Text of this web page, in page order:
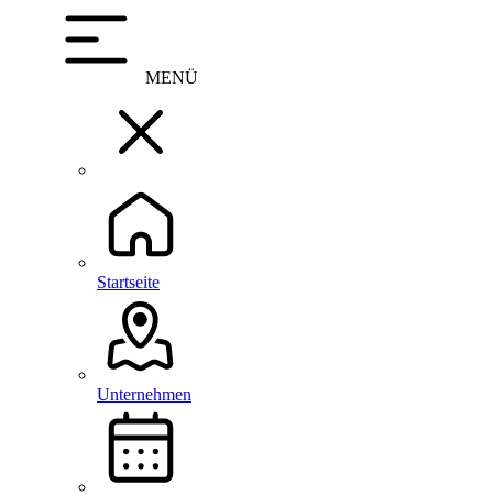
MENÜ
Startseite
Unternehmen